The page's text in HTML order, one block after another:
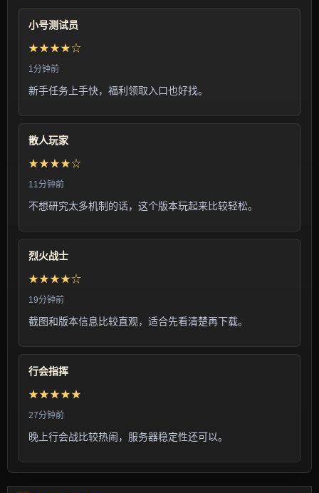
小号测试员
★★★★☆
1分钟前
新手任务上手快，福利领取入口也好找。
散人玩家
★★★★☆
11分钟前
不想研究太多机制的话，这个版本玩起来比较轻松。
烈火战士
★★★★☆
19分钟前
截图和版本信息比较直观，适合先看清楚再下载。
行会指挥
★★★★★
27分钟前
晚上行会战比较热闹，服务器稳定性还可以。